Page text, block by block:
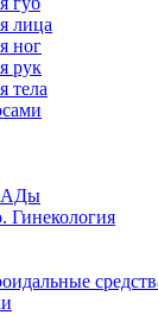
лица
ног
рук
тела
Гинекология